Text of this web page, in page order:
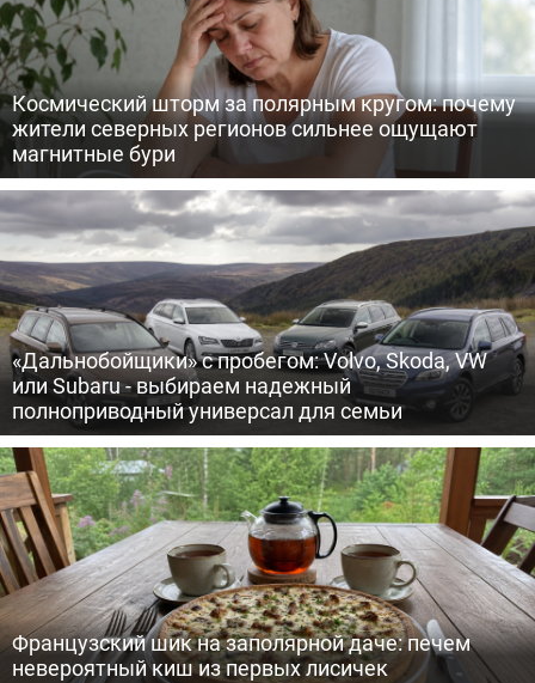
Космический шторм за полярным кругом: почему
жители северных регионов сильнее ощущают
магнитные бури
«Дальнобойщики» с пробегом: Volvo, Skoda, VW
или Subaru - выбираем надежный
полноприводный универсал для семьи
Французский шик на заполярной даче: печем
невероятный киш из первых лисичек